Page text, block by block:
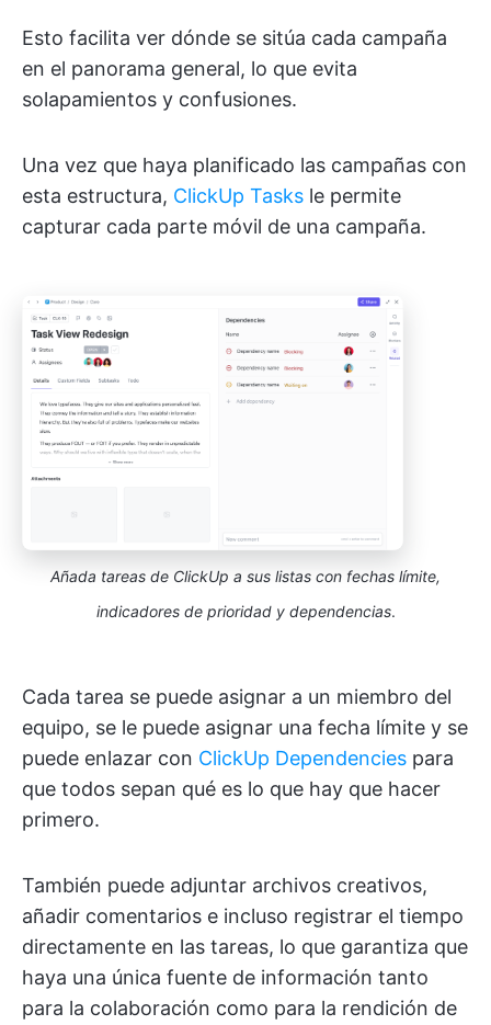
Esto facilita ver dónde se sitúa cada campaña
en el panorama general, lo que evita
solapamientos y confusiones.
Una vez que haya planificado las campañas con
esta estructura, ClickUp Tasks le permite
capturar cada parte móvil de una campaña.
Añada tareas de ClickUp a sus listas con fechas límite,
indicadores de prioridad y dependencias.
Cada tarea se puede asignar a un miembro del
equipo, se le puede asignar una fecha límite y se
puede enlazar con ClickUp Dependencies para
que todos sepan qué es lo que hay que hacer
primero.
También puede adjuntar archivos creativos,
añadir comentarios e incluso registrar el tiempo
directamente en las tareas, lo que garantiza que
haya una única fuente de información tanto
para la colaboración como para la rendición de